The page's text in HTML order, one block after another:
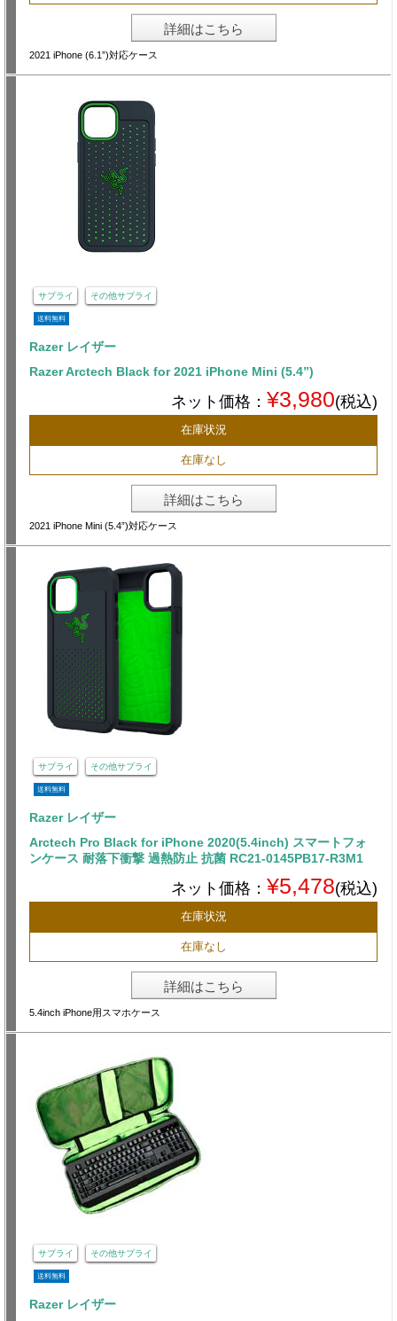
詳細はこちら
2021 iPhone (6.1”)対応ケース
サプライ その他サプライ
送料無料
Razer レイザー
Razer Arctech Black for 2021 iPhone Mini (5.4”)
ネット価格： ¥3,980(税込)
在庫状況
在庫なし
詳細はこちら
2021 iPhone Mini (5.4”)対応ケース
サプライ その他サプライ
送料無料
Razer レイザー
Arctech Pro Black for iPhone 2020(5.4inch) スマートフォ
ンケース 耐落下衝撃 過熱防止 抗菌 RC21-0145PB17-R3M1
ネット価格： ¥5,478(税込)
在庫状況
在庫なし
詳細はこちら
5.4inch iPhone用スマホケース
サプライ その他サプライ
送料無料
Razer レイザー